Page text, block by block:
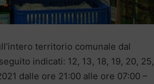
territorio comunale dal
indicati: 12, 13, 18, 19, 20, 25,
dalle ore 21:00 alle ore 07:00 –